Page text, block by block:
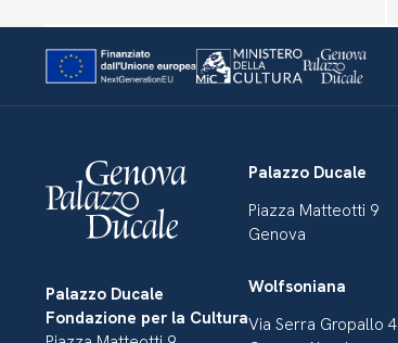
Palazzo Ducale
Fondazione per la Cultura
Palazzo Ducale
Piazza Matteotti 9
Genova
Wolfsoniana
Via Serra Gropallo 4